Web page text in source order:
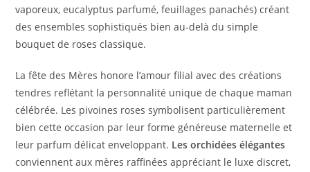
vaporeux, eucalyptus parfumé, feuillages panachés) créant
des ensembles sophistiqués bien au-delà du simple
bouquet de roses classique.
La fête des Mères honore l’amour filial avec des créations
tendres reflétant la personnalité unique de chaque maman
célébrée. Les pivoines roses symbolisent particulièrement
bien cette occasion par leur forme généreuse maternelle et
leur parfum délicat enveloppant. Les orchidées élégantes
conviennent aux mères raffinées appréciant le luxe discret,